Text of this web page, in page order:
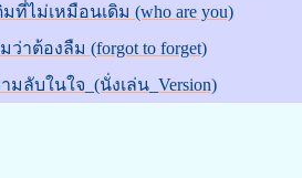
ที่ไม่เหมือนเดิม (who are you)
ว่าต้องลืม (forgot to forget)
มลับในใจ_(นั่งเล่น_Version)